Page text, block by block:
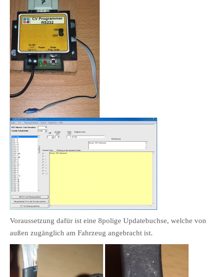
Voraussetzung dafür ist eine 8polige Updatebuchse, welche von
außen zugänglich am Fahrzeug angebracht ist.